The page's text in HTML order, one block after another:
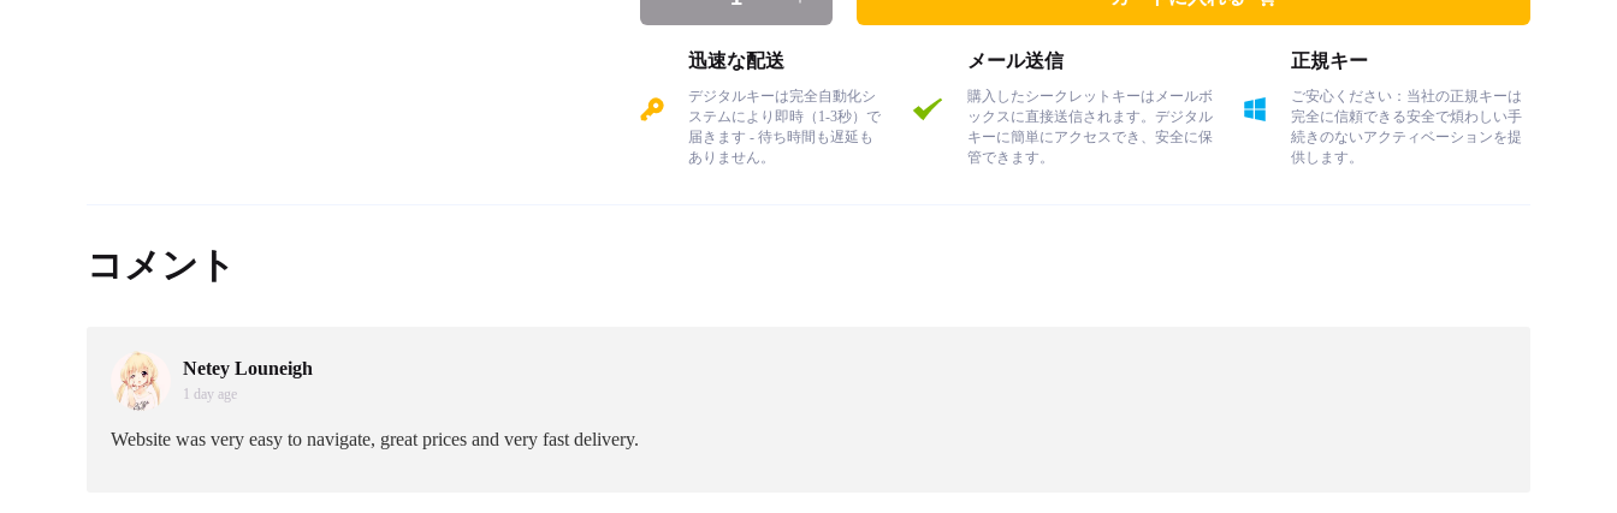
迅速な配送
デジタルキーは完全自動化シ
ステムにより即時（1-3秒）で
届きます - 待ち時間も遅延も
ありません。
メール送信
購入したシークレットキーはメールボ
ックスに直接送信されます。デジタル
キーに簡単にアクセスでき、安全に保
管できます。
正規キー
ご安心ください：当社の正規キーは
完全に信頼できる安全で煩わしい手
続きのないアクティベーションを提
供します。
コメント
Netey Louneigh
1 day age
Website was very easy to navigate, great prices and very fast delivery.